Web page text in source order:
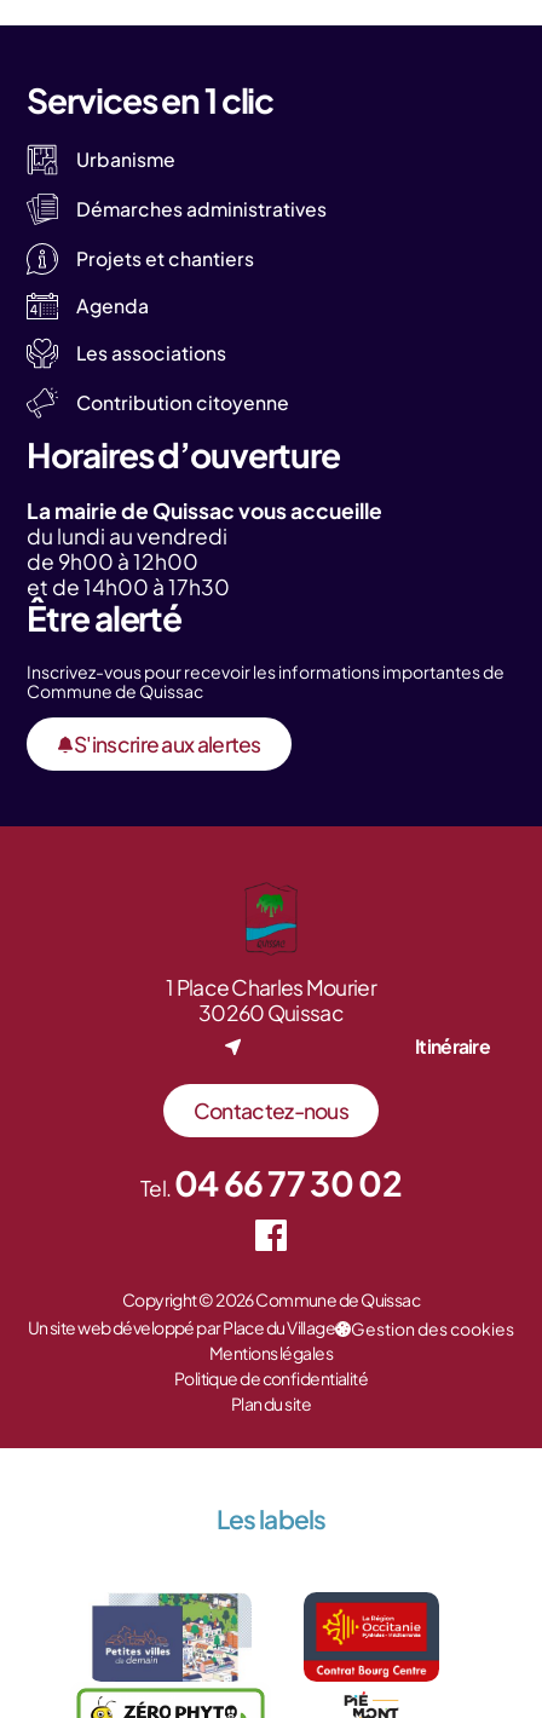
Services en 1 clic
Urbanisme
Démarches administratives
Projets et chantiers
Agenda
Les associations
Contribution citoyenne
Horaires d’ouverture
La mairie de Quissac vous accueille
du lundi au vendredi
de 9h00 à 12h00
et de 14h00 à 17h30
Être alerté
Inscrivez-vous pour recevoir les informations importantes de
Commune de Quissac
S'inscrire aux alertes
1 Place Charles Mourier
30260 Quissac
Itinéraire
Contactez-nous
Tel.04 66 77 30 02
Copyright © 2026 Commune de Quissac
Un site web développé par Place du Village
Gestion des cookies
Mentions légales
Politique de confidentialité
Plan du site
Les labels